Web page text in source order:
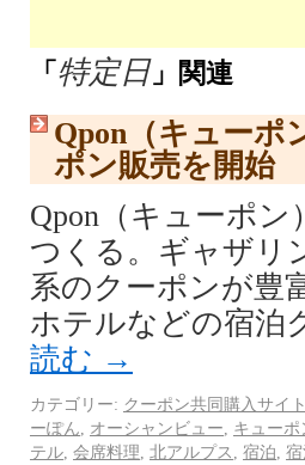
「 特定日 」関連
Qpon（キューポ
ポン販売を開始
Qpon（キューポン
つくる。ギャザリ
系のクーポンが豊
ホテルなどの宿
読む →
カテゴリー: クーポン共同購入サイ
ーぽん
オーシャンビュー キューポ
テル 会席料理 北アルプス 宿泊